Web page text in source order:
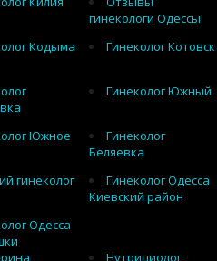
гинекологи Одессы
Кодыма Гинеколог Котовск
Гинеколог Южный
Южное
Гинеколог
Беляевка
гинеколог
Гинеколог Одесса
Киевский район
Одесса
Нутрициолог